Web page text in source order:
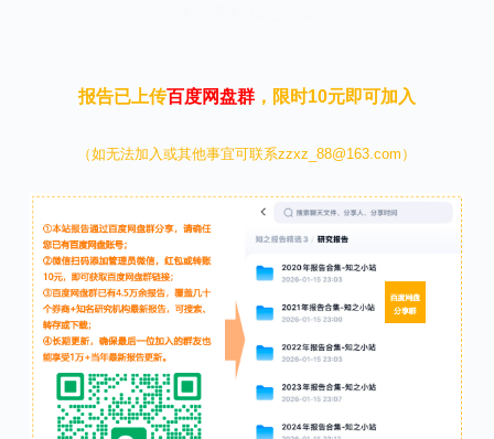
报告已上传百度网盘群，限时10元即可加入
（如无法加入或其他事宜可联系zzxz_88@163.com）